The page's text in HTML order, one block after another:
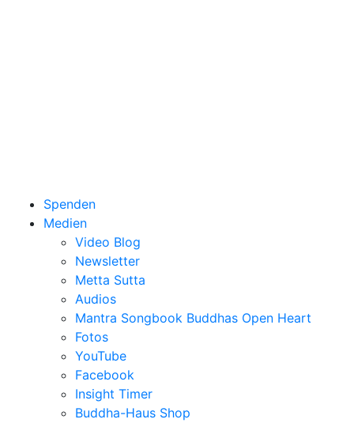
Spenden
Medien
Video Blog
Newsletter
Metta Sutta
Audios
Mantra Songbook Buddhas Open Heart
Fotos
YouTube
Facebook
Insight Timer
Buddha-Haus Shop